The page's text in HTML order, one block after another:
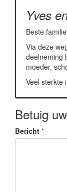
Yves
Beste
Via deze
deelneming
moeder,
Veel sterkte
Betuig
Bericht *